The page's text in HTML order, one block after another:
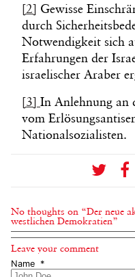
[2] Gewisse
durch
Notwendigkeit sich
Erfahrungen der
israelischer Araber
[3] In Anlehnung an
vom
Nationalsozialisten.
No thoughts on “Der neue
westlichen Demokratien”
Leave your comment
Name *